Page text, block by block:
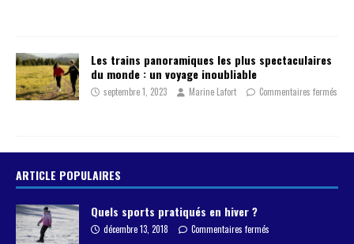
Les trains panoramiques les plus spectaculaires
du monde : un voyage inoubliable
septembre 1, 2023 Marine Lafort Commentaires fermés
ARTICLE POPULAIRES
Quels sports pratiqués en hiver ?
décembre 13, 2018 Commentaires fermés